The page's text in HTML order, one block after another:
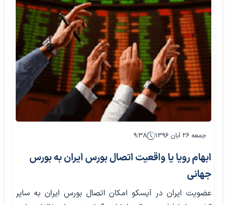
جمعه ۲۶ آبان ۱۳۹۶ ۹:۳۸
ابهام رویا یا واقعیت اتصال بورس ایران به بورس
جهانی
عضویت ایران در آیسکو امکان اتصال بورس ایران به سایر